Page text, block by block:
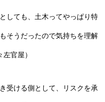
しても、土木ってやっぱり特
そうだったので気持ちを理解
官屋）
受ける側として、リスクを承